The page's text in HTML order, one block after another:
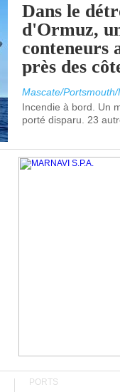
Dans le
d'Ormuz,
conteneurs
près des
Mascate/
Incendie à bord. Un
porté disparu. 23
PORTS